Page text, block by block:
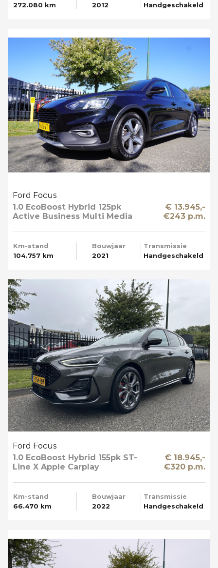
272.080 km
2012
Handgeschakeld
Ford Focus
1.0 EcoBoost Hybrid 125pk
Active Business Multi Media
€ 13.945,-
€243 p.m.
Km-stand
104.757 km
Bouwjaar
2021
Transmissie
Handgeschakeld
Ford Focus
1.0 EcoBoost Hybrid 155pk ST-
Line X Apple Carplay
€ 18.945,-
€320 p.m.
Km-stand
66.470 km
Bouwjaar
2022
Transmissie
Handgeschakeld